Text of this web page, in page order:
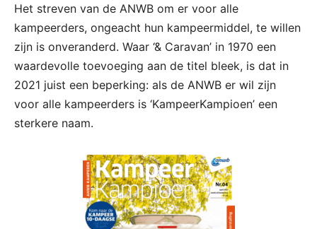
Het streven van de ANWB om er voor alle
kampeerders, ongeacht hun kampeermiddel, te willen
zijn is onveranderd. Waar ‘& Caravan’ in 1970 een
waardevolle toevoeging aan de titel bleek, is dat in
2021 juist een beperking: als de ANWB er wil zijn
voor alle kampeerders is ‘KampeerKampioen’ een
sterkere naam.